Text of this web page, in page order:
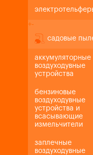
+-
садовые
аккумуляторные
воздуходувные
устройства
бензиновые
воздуходувные
устройства и
всасывающие
измельчители
заплечные
воздуходувные